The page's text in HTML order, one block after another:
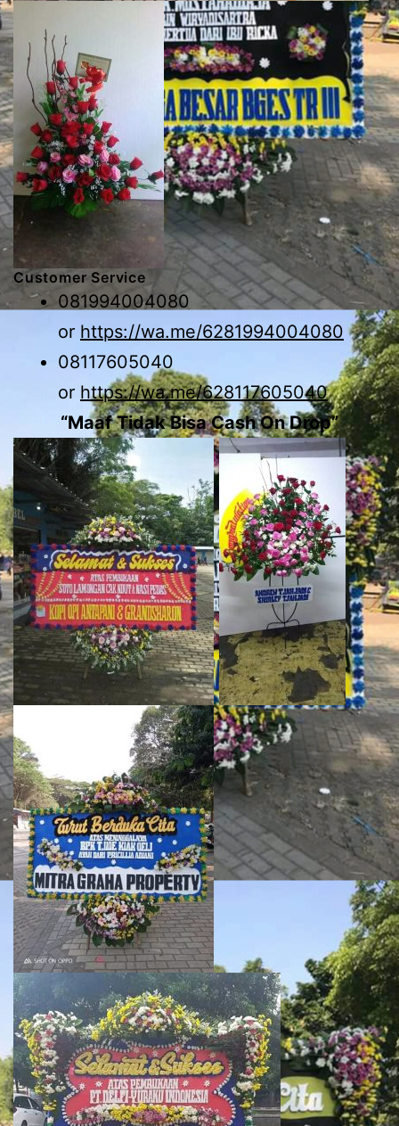
Customer Service
081994004080
or https://wa.me/6281994004080
08117605040
or https://wa.me/628117605040
“Maaf Tidak Bisa Cash On Drop”